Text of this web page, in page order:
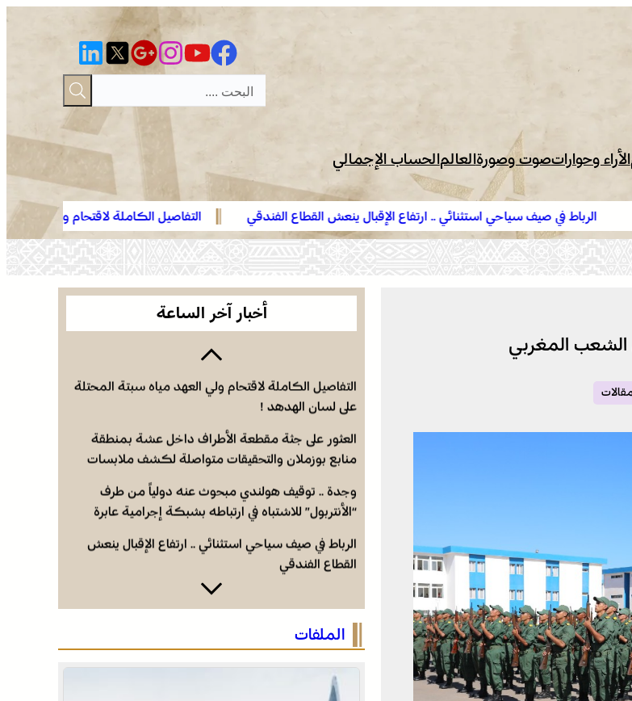
الأراء وحواراتصوت وصورةالعالمالحساب الإجمالي
سياحي استثنائي .. ارتفاع الإقبال ينعش القطاع الفندقي
التفاصيل الكاملة لاقتحام ولي العهد مياه سبتة المحتلة
الهدهد !
الشعب المغربي
أخبار آخر الساعة
العثور على جثة مقطعة الأطراف داخل عشة بمنطقة
منابع بوزملان والتحقيقات متواصلة لكشف ملابسات
الجريمة
“الأنتربول” للاشتباه في ارتباطه بشبكة إجرامية عابرة
الرباط في صيف سياحي استثنائي .. ارتفاع الإقبال ينعش
التفاصيل الكاملة لاقتحام ولي العهد مياه سبتة المحتلة
على لسان الهدهد !
العثور على جثة مقطعة الأطراف داخل عشة بمنطقة
منابع بوزملان والتحقيقات متواصلة لكشف ملابسات
وجدة .. توقيف هولندي مبحوث عنه دولياً من طرف
“الأنتربول” للاشتباه في ارتباطه بشبكة إجرامية عابرة
الرباط في صيف سياحي استثنائي .. ارتفاع الإقبال ينعش
القطاع الفندقي
التفاصيل الكاملة لاقتحام ولي العهد مياه سبتة المحتلة
العثور على جثة مقطعة الأطراف داخل عشة بمنطقة
الجريمة
الملفات